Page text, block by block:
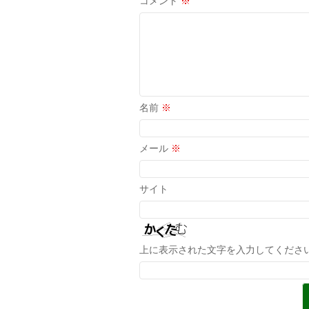
名前 ※
メール ※
サイト
上に表示された文字を入力してくださ